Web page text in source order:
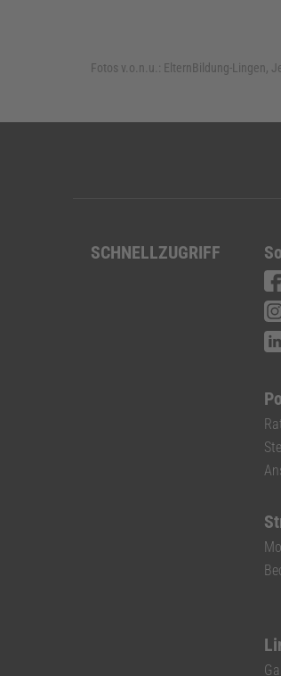
Fotos v.o.n.u.: ElternBildung-Lingen,
SCHNELLZUGRIFF